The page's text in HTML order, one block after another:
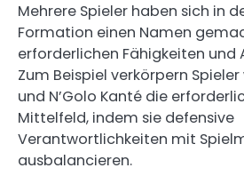
Mehrere Spieler haben sich in
Formation einen Namen
erforderlichen Fähigkeiten
Zum Beispiel verkörpern
und N’Golo Kanté die
Mittelfeld, indem sie defensive
Verantwortlichkeiten mit
ausbalancieren.